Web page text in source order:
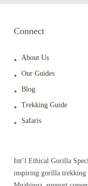
Connect
About Us
Our Guides
Blog
Trekking Guide
Safaris
Int’l Ethical Gorilla
inspiring gorilla trekking